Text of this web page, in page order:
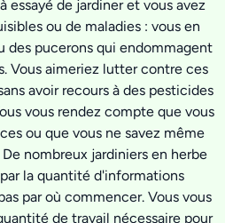
essayé de jardiner et vous avez
ou de maladies : vous en
des pucerons qui endommagent
Vous aimeriez lutter contre ces
avoir recours à des pesticides
vous rendez compte que vous
ou que vous ne savez même
nombreux jardiniers en herbe
la quantité d'informations
par où commencer. Vous vous
de travail nécessaire pour